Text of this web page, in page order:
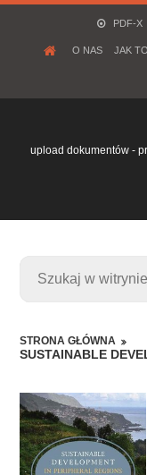
PDF-X
O NAS JAK
upload dokumentów -
STRONA GŁÓWNA
SUSTAINABLE